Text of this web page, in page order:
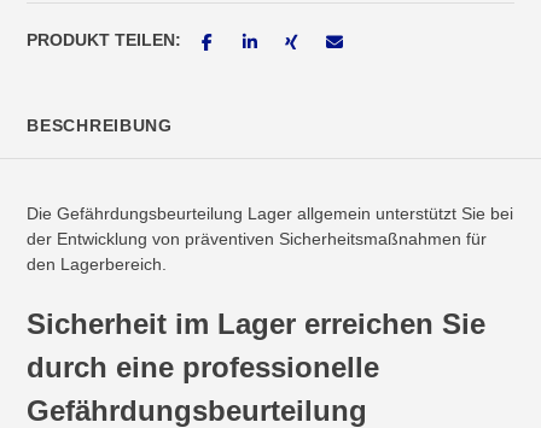
PRODUKT TEILEN:
BESCHREIBUNG
Die Gefährdungsbeurteilung Lager allgemein unterstützt Sie bei
der Entwicklung von präventiven Sicherheitsmaßnahmen für
den Lagerbereich.
Sicherheit im Lager erreichen Sie
durch eine professionelle
Gefährdungsbeurteilung